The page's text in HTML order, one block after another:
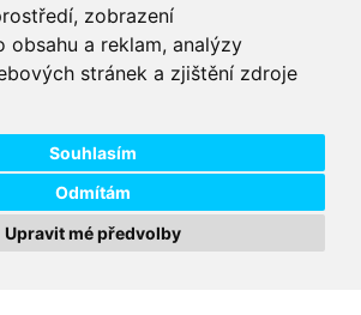
zobrazení
obsahu a reklam, analýzy
stránek a zjištění zdroje
Souhlasím
Odmítám
Upravit mé předvolby
Testovací trať
možnost vyzkoušet si
elektrokola
nad 1600 zboží skladem při
PNEU s.r.o. Všechna práva vyhrazena. bb9